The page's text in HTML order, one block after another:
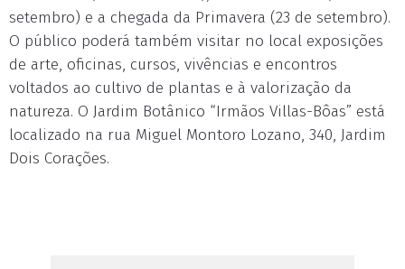
setembro) e a chegada da Primavera (23 de setembro).
O público poderá também visitar no local exposições
de arte, oficinas, cursos, vivências e encontros
voltados ao cultivo de plantas e à valorização da
natureza. O Jardim Botânico “Irmãos Villas-Bôas” está
localizado na rua Miguel Montoro Lozano, 340, Jardim
Dois Corações.